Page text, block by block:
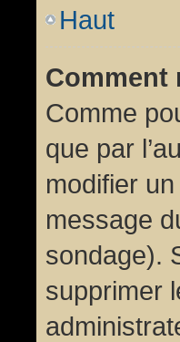
Haut
Comment
Comme
que par
modifier
message
sondage).
supprimer